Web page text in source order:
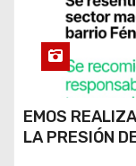
EMOS
LA PRESIÓN